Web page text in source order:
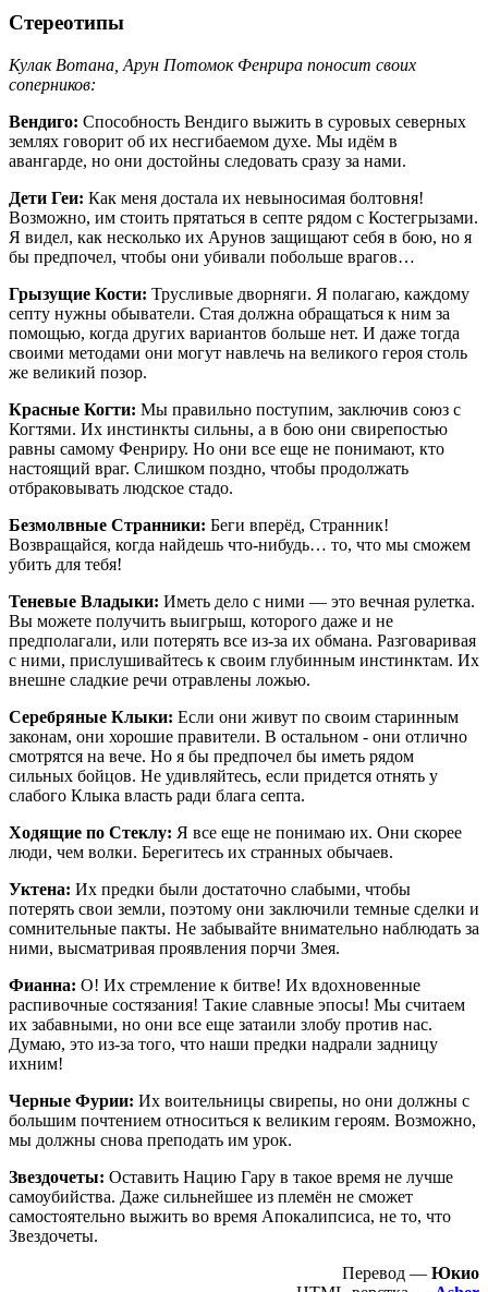
Стереотипы
Кулак Вотана, Арун Потомок Фенрира поносит своих
соперников:
Вендиго: Способность Вендиго выжить в суровых северных
землях говорит об их несгибаемом духе. Мы идём в
авангарде, но они достойны следовать сразу за нами.
Дети Геи: Как меня достала их невыносимая болтовня!
Возможно, им стоить прятаться в септе рядом с Костегрызами.
Я видел, как несколько их Арунов защищают себя в бою, но я
бы предпочел, чтобы они убивали побольше врагов…
Грызущие Кости: Трусливые дворняги. Я полагаю, каждому
септу нужны обыватели. Стая должна обращаться к ним за
помощью, когда других вариантов больше нет. И даже тогда
своими методами они могут навлечь на великого героя столь
же великий позор.
Красные Когти: Мы правильно поступим, заключив союз с
Когтями. Их инстинкты сильны, а в бою они свирепостью
равны самому Фенриру. Но они все еще не понимают, кто
настоящий враг. Слишком поздно, чтобы продолжать
отбраковывать людское стадо.
Безмолвные Странники: Беги вперёд, Странник!
Возвращайся, когда найдешь что-нибудь… то, что мы сможем
убить для тебя!
Теневые Владыки: Иметь дело с ними — это вечная рулетка.
Вы можете получить выигрыш, которого даже и не
предполагали, или потерять все из-за их обмана. Разговаривая
с ними, прислушивайтесь к своим глубинным инстинктам. Их
внешне сладкие речи отравлены ложью.
Серебряные Клыки: Если они живут по своим старинным
законам, они хорошие правители. В остальном - они отлично
смотрятся на вече. Но я бы предпочел бы иметь рядом
сильных бойцов. Не удивляйтесь, если придется отнять у
слабого Клыка власть ради блага септа.
Ходящие по Стеклу: Я все еще не понимаю их. Они скорее
люди, чем волки. Берегитесь их странных обычаев.
Уктена: Их предки были достаточно слабыми, чтобы
потерять свои земли, поэтому они заключили темные сделки и
сомнительные пакты. Не забывайте внимательно наблюдать за
ними, высматривая проявления порчи Змея.
Фианна: О! Их стремление к битве! Их вдохновенные
распивочные состязания! Такие славные эпосы! Мы считаем
их забавными, но они все еще затаили злобу против нас.
Думаю, это из-за того, что наши предки надрали задницу
ихним!
Черные Фурии: Их воительницы свирепы, но они должны с
большим почтением относиться к великим героям. Возможно,
мы должны снова преподать им урок.
Звездочеты: Оставить Нацию Гару в такое время не лучше
самоубийства. Даже сильнейшее из племён не сможет
самостоятельно выжить во время Апокалипсиса, не то, что
Звездочеты.
Перевод — Юкио